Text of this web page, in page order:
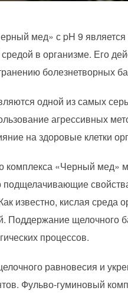
мед» с pH 9
средой в организме. Его
болезнетворных
одной из самых
агрессивных
на здоровые клетки
комплекса «Черный мед»
известно, кислая среда
Поддержание щелочного
процессов.
равновесия и
Фульво-гуминовый